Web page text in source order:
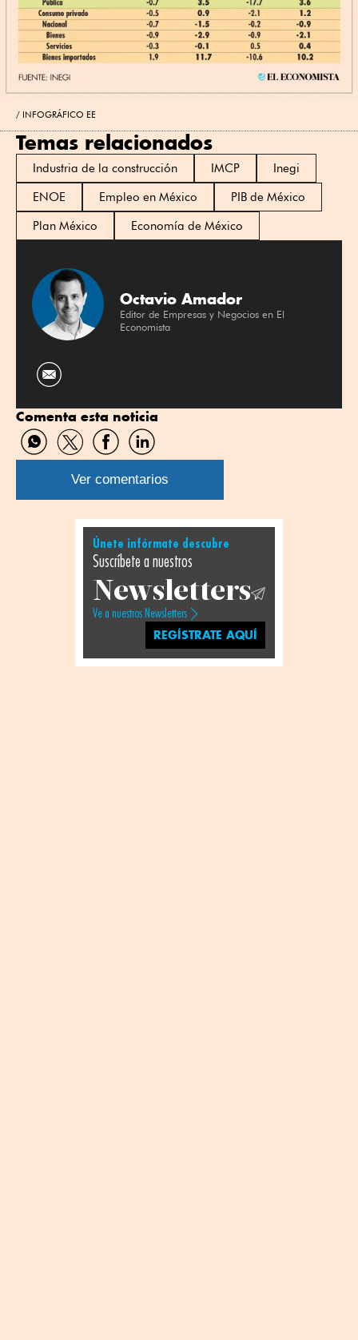
INFOGRÁFICO EE
Temas relacionados
Industria de la construcción IMCP
Inegi
ENOE
Empleo en México
PIB de México
Plan México
Economía de México
Octavio Amador
Editor de Empresas y Negocios en El
Economista
Comenta esta noticia
Compartir
por
WhatsApp
Compartir
por
Twitter
Compartir
por
Facebook
Compartir
por
Linkedin
Ver comentarios
Únete infórmate descubre
Suscríbete a nuestros
Newsletters
Ve a nuestros Newsletters
REGÍSTRATE AQUÍ